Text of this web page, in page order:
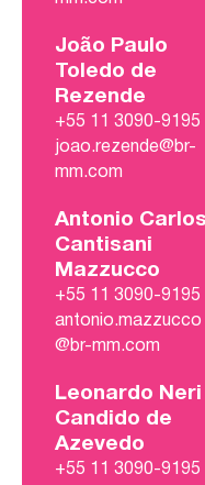
João Paulo
Toledo de
Rezende
+55 11 3090-9195
joao.rezende@br-
mm.com
Antonio Carlos
Cantisani
Mazzucco
+55 11 3090-9195
antonio.mazzucco
@br-mm.com
Leonardo Neri
Candido de
Azevedo
+55 11 3090-9195